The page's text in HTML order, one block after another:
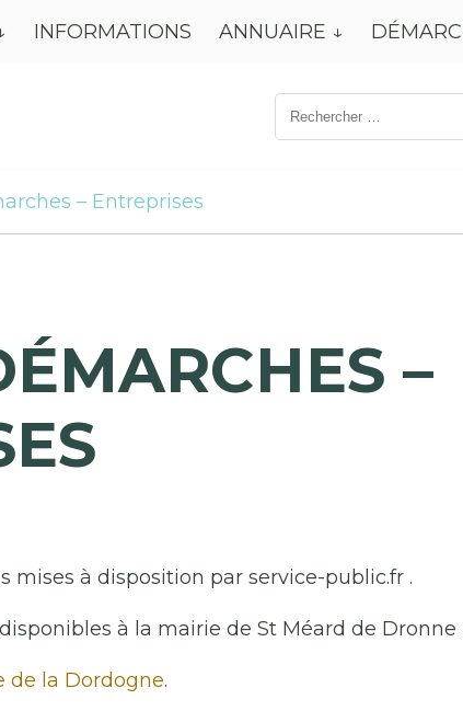
INFORMATIONS ANNUAIRE
Résultat
de
– Entreprises
–
mises à disposition par service-public.fr .
à la mairie de St Méard de Dronne :
de la Dordogne.